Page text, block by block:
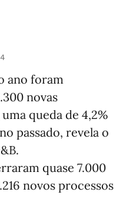
ano foram
novas
queda de 4,2%
passado, revela o
quase 7.000
novos processos